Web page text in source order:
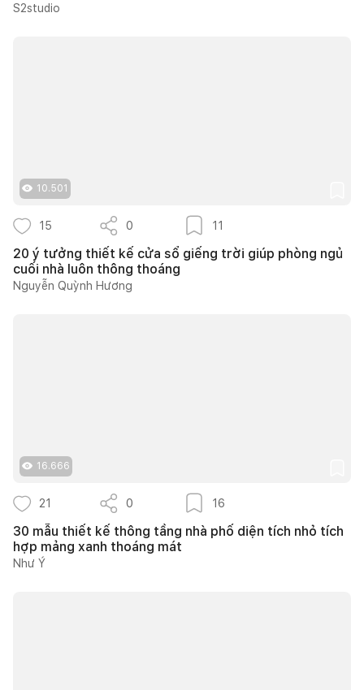
S2studio
10.501
15 0 11
20 ý tưởng thiết kế cửa sổ giếng trời giúp phòng ngủ
cuối nhà luôn thông thoáng
Nguyễn Quỳnh Hương
16.666
21 0 16
30 mẫu thiết kế thông tầng nhà phố diện tích nhỏ tích
hợp mảng xanh thoáng mát
Như Ý